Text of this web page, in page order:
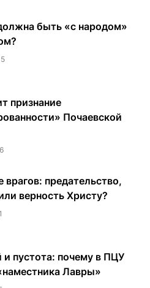
быть «с народом»
признание
Почаевской
предательство,
верность Христу?
пустота: почему в ПЦУ
Лавры»